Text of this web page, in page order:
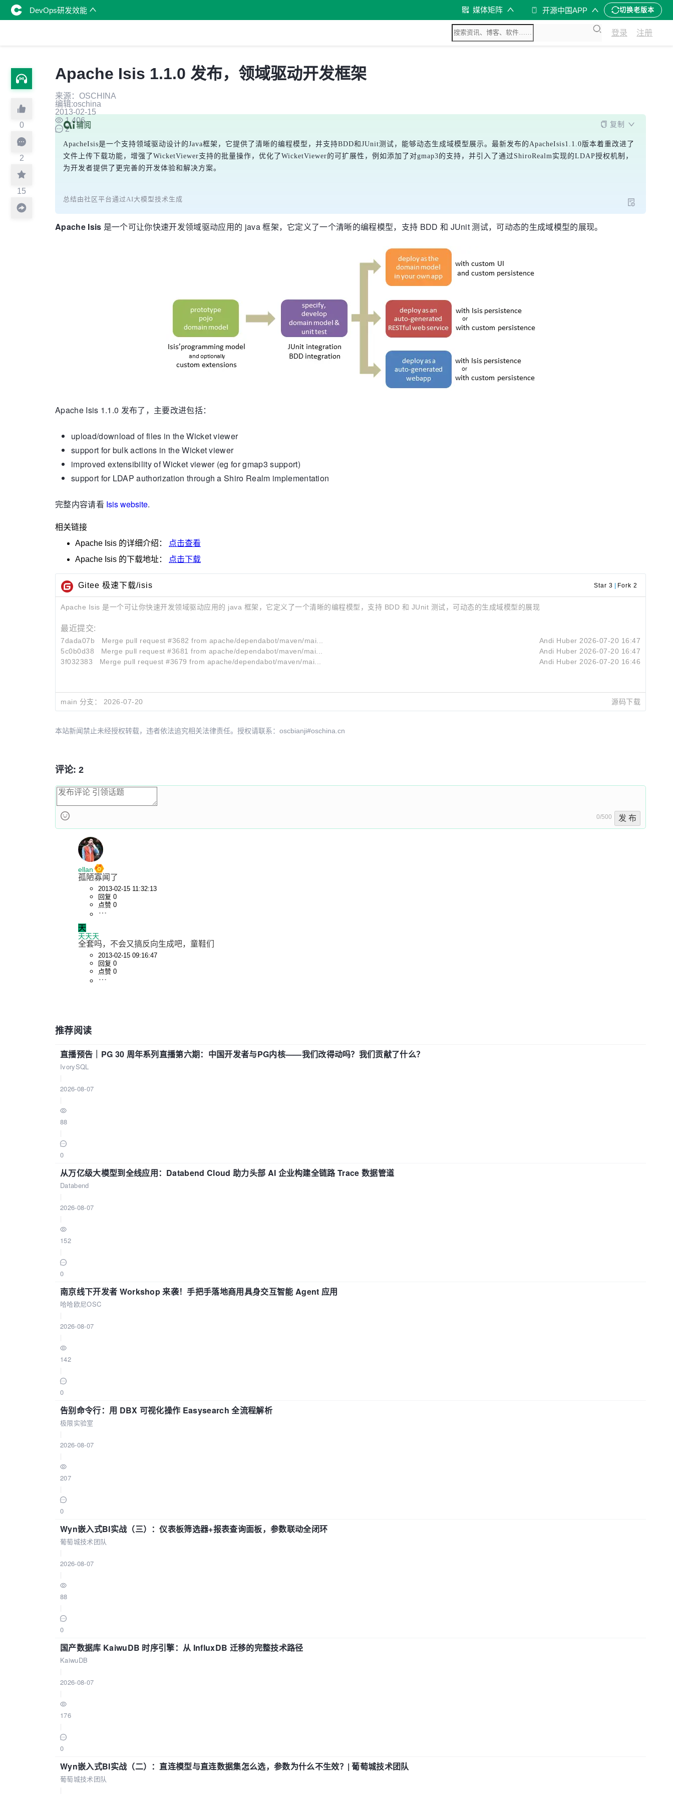
DevOps研发效能 媒体矩阵 开源中国APP 切换老版本
登录 注册
0
2
15
Apache Isis 1.1.0 发布，领域驱动开发框架
来源：OSCHINA
编辑:oschina
2013-02-15
1,406
2
复制
ApacheIsis是一个支持领域驱动设计的Java框架，它提供了清晰的编程模型，并支持BDD和JUnit测试，能够动态生成域模型展示。最新发布的ApacheIsis1.1.0版本着重改进了
文件上传下载功能，增强了WicketViewer支持的批量操作，优化了WicketViewer的可扩展性，例如添加了对gmap3的支持，并引入了通过ShiroRealm实现的LDAP授权机制，
为开发者提供了更完善的开发体验和解决方案。
总结由社区平台通过AI大模型技术生成
Apache Isis 是一个可让你快速开发领域驱动应用的 java 框架，它定义了一个清晰的编程模型，支持 BDD 和 JUnit 测试，可动态的生成域模型的展现。
Apache Isis 1.1.0 发布了，主要改进包括：
upload/download of files in the Wicket viewer
support for bulk actions in the Wicket viewer
improved extensibility of Wicket viewer (eg for gmap3 support)
support for LDAP authorization through a Shiro Realm implementation
完整内容请看 Isis website.
相关链接
Apache Isis 的详细介绍：
点击查看
Apache Isis 的下载地址： 点击下载
Gitee 极速下载/isis Star 3 Fork 2
Apache Isis 是一个可让你快速开发领域驱动应用的 java 框架，它定义了一个清晰的编程模型，支持 BDD 和 JUnit 测试，可动态的生成域模型的展现
最近提交:
7dada07b Merge pull request #3682 from apache/dependabot/maven/mai... Andi Huber 2026-07-20 16:47
5c0b0d38
Merge pull request #3681 from apache/dependabot/maven/mai... Andi Huber 2026-07-20 16:47
3f032383
Merge pull request #3679 from apache/dependabot/maven/mai... Andi Huber 2026-07-20 16:46
main 分支： 2026-07-20 源码下载
本站新闻禁止未经授权转载，违者依法追究相关法律责任。授权请联系：oscbianji#oschina.cn
评论: 2
0/500 发 布
ellan
孤陋寡闻了
2013-02-15 11:32:13
回复 0
点赞 0
天
天天天
全套吗，不会又搞反向生成吧，童鞋们
2013-02-15 09:16:47
回复 0
点赞 0
推荐阅读
直播预告｜PG 30 周年系列直播第六期：中国开发者与PG内核——我们改得动吗？我们贡献了什么？
IvorySQL
2026-08-07
88
0
从万亿级大模型到全线应用：Databend Cloud 助力头部 AI 企业构建全链路 Trace 数据管道
Databend
2026-08-07
152
0
南京线下开发者 Workshop 来袭！手把手落地商用具身交互智能 Agent 应用
哈哈欧尼OSC
2026-08-07
142
0
告别命令行：用 DBX 可视化操作 Easysearch 全流程解析
极限实验室
2026-08-07
207
0
Wyn嵌入式BI实战（三）：仪表板筛选器+报表查询面板，参数联动全闭环
葡萄城技术团队
2026-08-07
88
0
国产数据库 KaiwuDB 时序引擎：从 InfluxDB 迁移的完整技术路径
KaiwuDB
2026-08-07
176
0
Wyn嵌入式BI实战（二）：直连模型与直连数据集怎么选，参数为什么不生效？| 葡萄城技术团队
葡萄城技术团队